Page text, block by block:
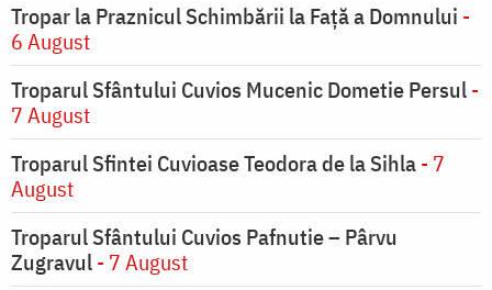
Tropar la Praznicul Schimbării la Faţă a Domnului -
6 August
Troparul Sfântului Cuvios Mucenic Dometie Persul-
7 August
Troparul Sfintei Cuvioase Teodora de la Sihla- 7
August
Troparul Sfântului Cuvios Pafnutie – Pârvu
Zugravul- 7 August